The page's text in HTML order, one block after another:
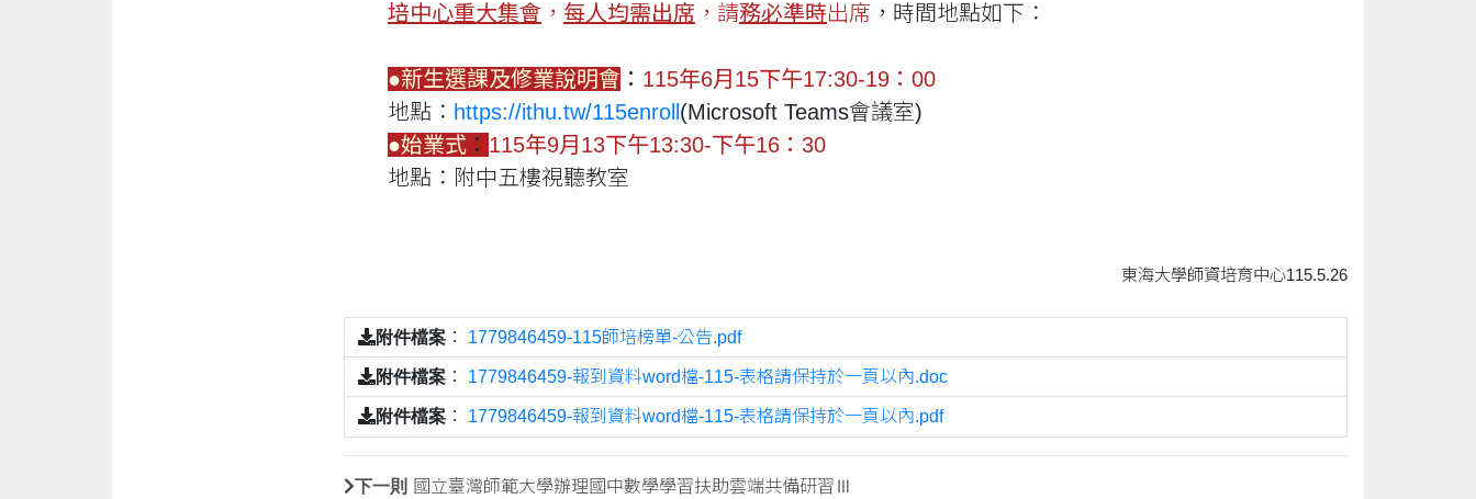
培中心重大集會 ， 每人均需出席 ，請務必準時出席 ，時間地點如下：
●新生選課及修業說明會 ： 115年6月15下午17:30-19：00
地點： https://ithu.tw/115enroll (Microsoft Teams會議室)
●始業式 ： 115年9月13下午13:30-下午16：30
地點：附中五樓視聽教室
東海大學師資培育中心115.5.26
附件檔案 ： 1779846459-115師培榜單-公告.pdf
附件檔案 ： 1779846459-報到資料word檔-115-表格請保持於一頁以內.doc
附件檔案 ： 1779846459-報到資料word檔-115-表格請保持於一頁以內.pdf
下一則 國立臺灣師範大學辦理國中數學學習扶助雲端共備研習Ⅲ